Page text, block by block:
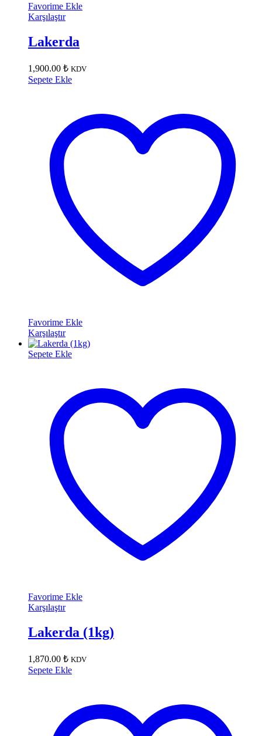
Favorime Ekle
Karşılaştır
Lakerda
1,900.00 ₺ KDV
Sepete Ekle
Favorime Ekle
Karşılaştır
Sepete Ekle
Favorime Ekle
Karşılaştır
Lakerda (1kg)
1,870.00 ₺ KDV
Sepete Ekle